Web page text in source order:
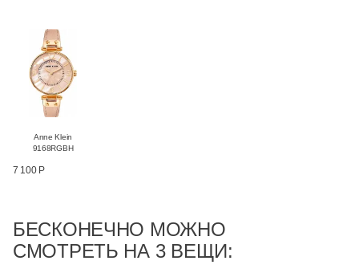
Anne Klein
9168RGBH
7 100 Р
БЕСКОНЕЧНО МОЖНО
СМОТРЕТЬ НА 3 ВЕЩИ: